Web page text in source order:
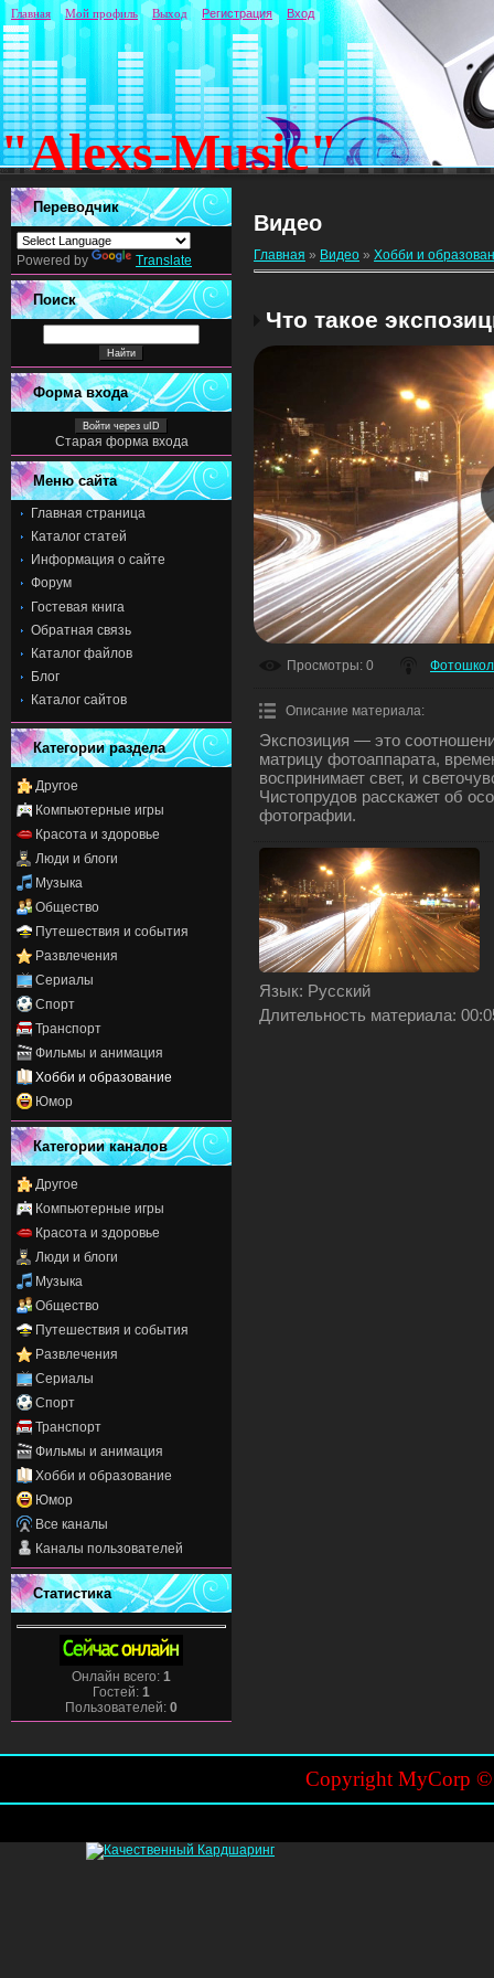
"Alexs-Music"
Главная Мой профиль Выход Регистрация Вход
Переводчик
Powered by Translate
Поиск
Форма входа
Войти через uID
Старая форма входа
Меню сайта
Главная страница
Каталог статей
Информация о сайте
Форум
Гостевая книга
Обратная связь
Каталог файлов
Блог
Каталог сайтов
Категории раздела
Другое
Компьютерные игры
Красота и здоровье
Люди и блоги
Музыка
Общество
Путешествия и события
Развлечения
Сериалы
Спорт
Транспорт
Фильмы и анимация
Хобби и образование
Юмор
Категории каналов
Другое
Компьютерные игры
Красота и здоровье
Люди и блоги
Музыка
Общество
Путешествия и события
Развлечения
Сериалы
Спорт
Транспорт
Фильмы и анимация
Хобби и образование
Юмор
Все каналы
Каналы пользователей
Статистика
Онлайн всего: 1
Гостей: 1
Пользователей: 0
Видео
Главная » Видео » Хобби и
Что такое
Просмотры: 0
Описание материала:
Экспозиция — это
матрицу фотоаппарата,
воспринимает свет, и
Чистопрудов расскажет об
фотографии.
Язык: Русский
Длительность материала:
Copyright MyCorp